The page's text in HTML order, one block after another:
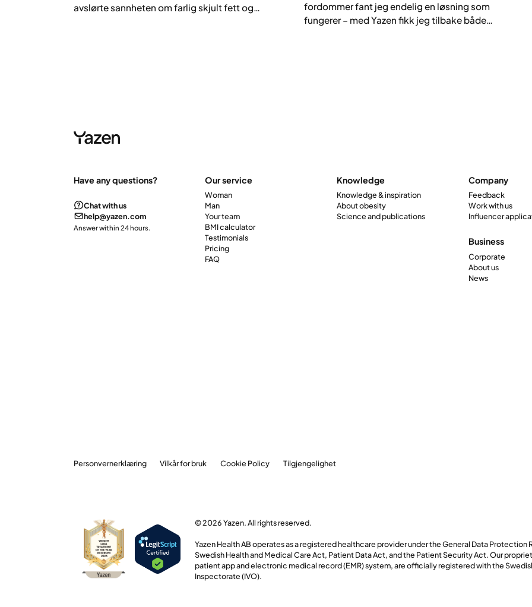
avslørte sannheten om farlig skjult fett og
fordommer fant jeg endelig en løsning som
fungerer – med Yazen fikk jeg tilbake både
Have any questions?
Chat with us
help@yazen.com
Answer within 24 hours.
Our service
Woman
Man
Your team
BMI calculator
Testimonials
Pricing
FAQ
Knowledge
Knowledge & inspiration
About obesity
Science and publications
Company
Feedback
Work with us
Influencer
Business
Corporate
About us
News
Personvernerklæring Vilkår for bruk Cookie Policy Tilgjengelighet
© 2026 Yazen. All rights reserved.
Yazen Health AB operates as a registered healthcare provider under the General Data Protection
Swedish Health and Medical Care Act, Patient Data Act, and the Patient Security Act. Our
patient app and electronic medical record (EMR) system, are officially registered with the
Inspectorate (IVO).